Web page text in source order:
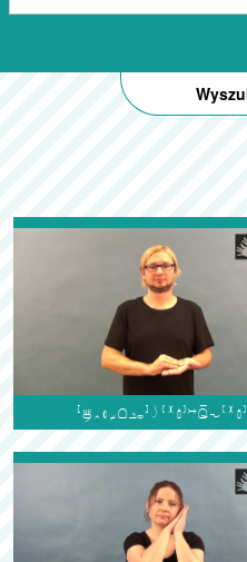
